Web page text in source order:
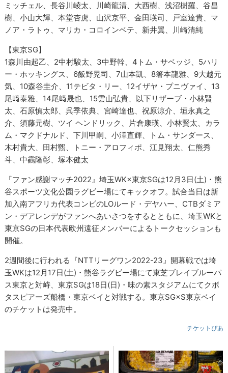
ミッチェル、長谷川崚太、川崎龍清、大西樹、浅沼樹羅、谷昌
樹、小山大輝、本堂杏虎、山沢京平、金田瑛司、戸室達貴、マ
ノア・ラトゥ、マリカ・コロインベテ、新井翼、川崎清純
【東京SG】
1森川由起乙、2中村駿太、3中野幹、4トム・サベッジ、5ハリ
ー・ホッキングス、6飯野晃司、7山本凱、8箸本龍雅、9大越元
気、10森谷圭介、11テビタ・リー、12イザヤ・プニヴァイ、13
尾﨑泰雅、14尾﨑晟也、15雲山弘貴、以下リザーブ・小林賢
太、石原慎太郎、呉季依典、宮崎達也、祝原涼介、垣永真之
介、須藤元樹、ツイ ヘンドリック、片倉康瑛、小林賢太、カラ
ム・マクドナルド、下川甲嗣、小澤直輝、トム・サンダース、
木村貴大、田村煕、トニー・アロフィポ、江見翔太、仁熊秀
斗、中靍隆彰、塚本健太
『ファン感謝マッチ2022』埼玉WK×東京SGは12月3日(土)・熊
谷スポーツ文化公園ラグビー場にてキックオフ。試合当日は新
加入南アフリカ代表コンビのLOルード・デヤハー、CTBダミア
ン・デアレンデがファンへあいさつをするとともに、埼玉WKと
東京SGの日本代表欧州遠征メンバーによるトークセッションも
開催。
2週間後に行われる『NTTリーグワン2022-23』開幕戦では埼
玉WKは12月17日(土)・熊谷ラグビー場にて東芝ブレイブルーパ
ス東京と対峙、東京SGは18日(日)・味の素スタジアムにてクボ
タスピアーズ船橋・東京ベイと対戦する。東京SG×S東京ベイ
のチケットは発売中。
チケットぴあ